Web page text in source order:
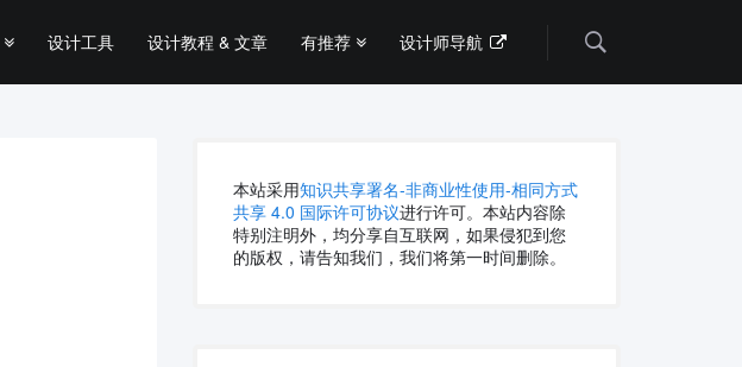
设计工具 设计教程 & 文章 有推荐 设计师导航
本站采用知识共享署名-非商业性使用-相同方式
共享 4.0 国际许可协议进行许可。本站内容除
特别注明外，均分享自互联网，如果侵犯到您
的版权，请告知我们，我们将第一时间删除。